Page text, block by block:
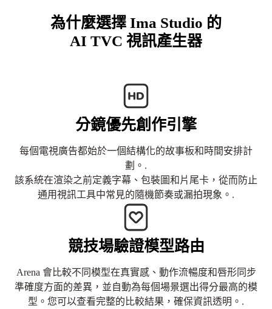
為什麼選擇 Ima Studio 的
AI TVC 視訊產生器
分鏡優先創作引擎
每個電視廣告都始於一個結構化的故事板和時間安排計
劃。.
該系統在渲染之前定義字幕、包裝圖和片尾卡，從而防止
通用視訊工具中常見的隨機節奏或漏拍現象。.
競技場驗證模型路由
Arena 會比較不同模型在真實感、動作流暢度和唇形同步
準確度方面的差異，並自動為每個場景選出得分最高的模
型。您可以查看完整的比較結果，確保資訊透明。.